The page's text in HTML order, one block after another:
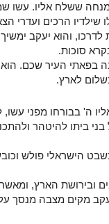
ששלח אליו. עשו
הרכים ועדרי
והוא יעקב
סוכות.
וחונה בפאתי העיר שכם.
לארץ.
ה' בבורחו מפני
ביתו להיטהר
הישראלי פולש
ובירושת הארץ,
מקים מצבה מנסך עליה